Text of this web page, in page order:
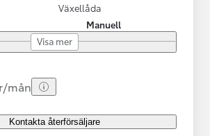
Växellåda
Manuell
Visa mer
mån
Kontakta återförsäljare